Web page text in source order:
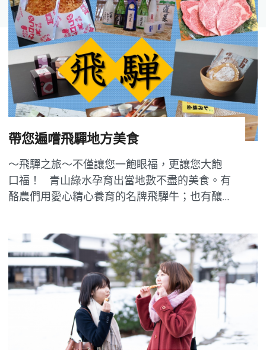
帶您遍嚐飛驒地方美食
～飛驒之旅～不僅讓您一飽眼福，更讓您大飽
口福！ 青山綠水孕育出當地數不盡的美食。有
酪農們用愛心精心養育的名牌飛驒牛；也有釀
日本酒；更有因晝夜溫差大，培育出個大汁
多、糖度超高的飛驒蘋果和飛驒水蜜桃；還有
各種高原...